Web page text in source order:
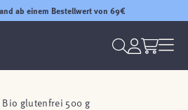
ab einem Bestellwert von 69€
Bio glutenfrei 500 g